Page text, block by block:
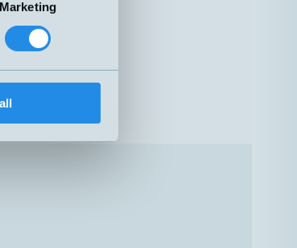
Marketing